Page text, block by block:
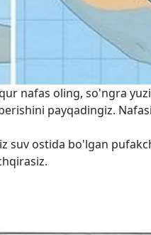
nafas oling, so'ngra
payqadingiz.
suv ostida bo'lgan